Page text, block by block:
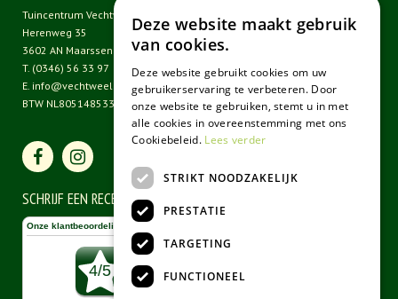
Tuincentrum Vechtweelde
Herenweg 35
3602 AN Maarssen
T. (0346) 56 33 97
E. info@vechtweelde.nl
BTW NL805148533B01
SCHRIJF EEN RECENSIE
Deze website maakt gebruik
van cookies.
Deze website gebruikt cookies om uw
gebruikerservaring te verbeteren. Door
onze website te gebruiken, stemt u in met
alle cookies in overeenstemming met ons
Cookiebeleid. Lees verder
STRIKT NOODZAKELIJK
PRESTATIE
TARGETING
FUNCTIONEEL